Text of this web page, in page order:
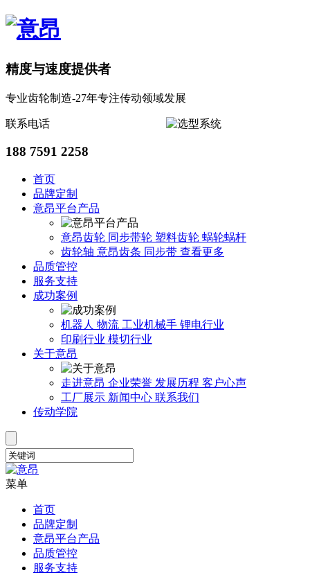
精度与速度提供者
专业齿轮制造-27年专注传动领域发展
联系电话
188 7591 2258
首页
品牌定制
意昂平台产品
意昂齿轮 同步带轮 塑料齿轮 蜗轮蜗杆
齿轮轴 意昂齿条 同步带 查看更多
品质管控
服务支持
成功案例
机器人 物流 工业机械手 锂电行业
印刷行业 模切行业
关于意昂
走进意昂 企业荣誉 发展历程 客户心声
工厂展示 新闻中心 联系我们
传动学院
菜单
首页
品牌定制
意昂平台产品
品质管控
服务支持